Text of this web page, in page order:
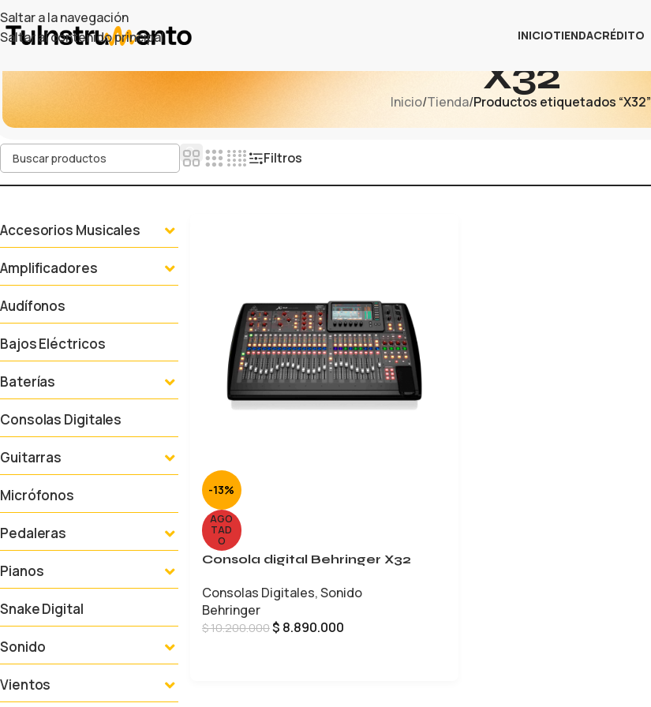
Saltar a la navegación
Saltar al contenido principal
INICIOTIENDACRÉDITO
X32
Inicio/Tienda/Productos etiquetados “X32”
Filtros
Accesorios Musicales
Amplificadores
Audífonos
Bajos Eléctricos
Baterías
Consolas Digitales
Guitarras
Micrófonos
Pedaleras
Pianos
Snake Digital
Sonido
Vientos
-13%
AGO
TAD
O
Consola digital Behringer X32
Consolas Digitales,Sonido
Behringer
$10.200.000$ 8.890.000